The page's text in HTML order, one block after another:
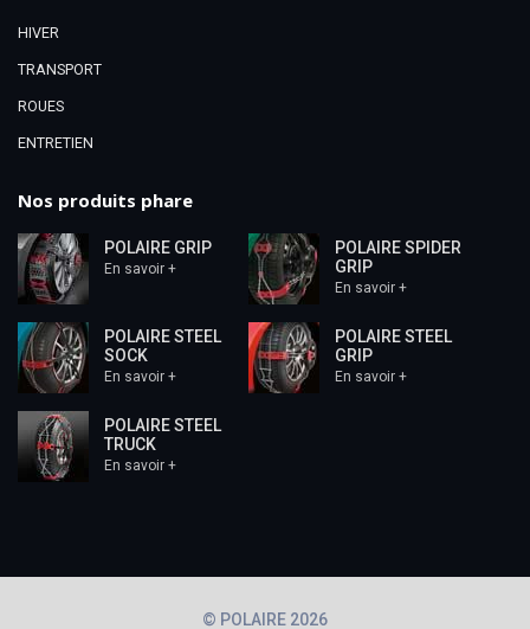
HIVER
TRANSPORT
ROUES
ENTRETIEN
Nos produits phare
POLAIRE GRIP
En savoir +
POLAIRE SPIDER
GRIP
En savoir +
POLAIRE STEEL
SOCK
En savoir +
POLAIRE STEEL
GRIP
En savoir +
POLAIRE STEEL
TRUCK
En savoir +
© POLAIRE 2026